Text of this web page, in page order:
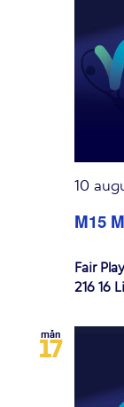
M15
10
Fair
216 16
mån
17